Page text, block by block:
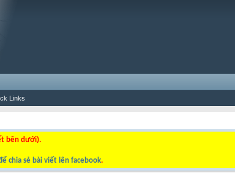
Links
bên dưới).
chia sẻ bài viết lên facebook.